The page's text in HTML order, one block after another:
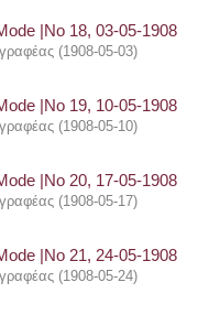
|Νο 18, 03-05-1908
(1908-05-03)
|Νο 19, 10-05-1908
(1908-05-10)
|Νο 20, 17-05-1908
(1908-05-17)
|Νο 21, 24-05-1908
(1908-05-24)